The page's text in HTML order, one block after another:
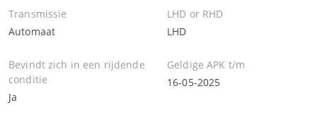
Transmissie
Automaat
LHD or RHD
LHD
Bevindt zich in een rijdende
conditie
Ja
Geldige APK t/m
16-05-2025